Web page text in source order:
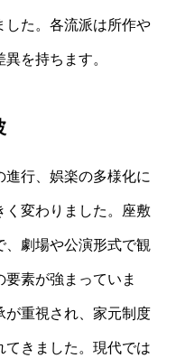
した。各流派は所作や
を持ちます。
行、娯楽の多様化に
く変わりました。座敷
、劇場や公演形式で観
素が強まっていま
が重視され、家元制度
てきました。現代では